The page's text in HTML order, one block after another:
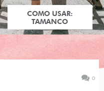
COMO USAR:
TAMANCO
0